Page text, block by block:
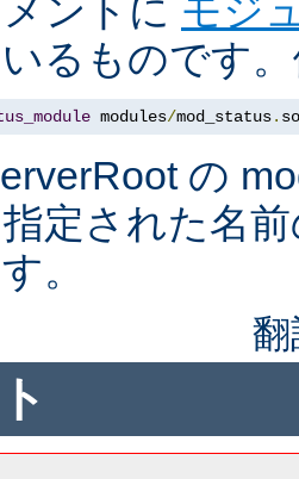
ントに モジ
るものです
modules/mod_status. so
の
指定された名
。